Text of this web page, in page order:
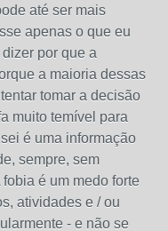
até ser mais
apenas o que eu
por que a
a maioria dessas
tomar a decisão
muito temível para
é uma informação
sempre, sem
é um medo forte
atividades e / ou
- e não se